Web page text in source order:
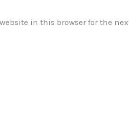
in this browser for the